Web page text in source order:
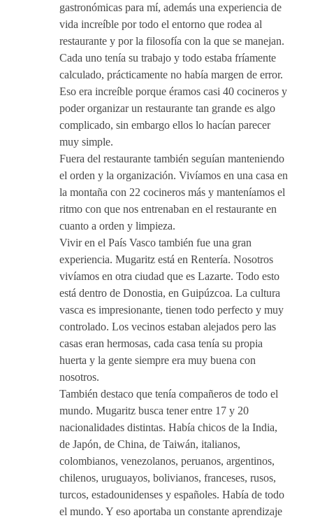
gastronómicas para mí, además una experiencia de
vida increíble por todo el entorno que rodea al
restaurante y por la filosofía con la que se manejan.
Cada uno tenía su trabajo y todo estaba fríamente
calculado, prácticamente no había margen de error.
Eso era increíble porque éramos casi 40 cocineros y
poder organizar un restaurante tan grande es algo
complicado, sin embargo ellos lo hacían parecer
muy simple.
Fuera del restaurante también seguían manteniendo
el orden y la organización. Vivíamos en una casa en
la montaña con 22 cocineros más y manteníamos el
ritmo con que nos entrenaban en el restaurante en
cuanto a orden y limpieza.
Vivir en el País Vasco también fue una gran
experiencia. Mugaritz está en Rentería. Nosotros
vivíamos en otra ciudad que es Lazarte. Todo esto
está dentro de Donostia, en Guipúzcoa. La cultura
vasca es impresionante, tienen todo perfecto y muy
controlado. Los vecinos estaban alejados pero las
casas eran hermosas, cada casa tenía su propia
huerta y la gente siempre era muy buena con
nosotros.
También destaco que tenía compañeros de todo el
mundo. Mugaritz busca tener entre 17 y 20
nacionalidades distintas. Había chicos de la India,
de Japón, de China, de Taiwán, italianos,
colombianos, venezolanos, peruanos, argentinos,
chilenos, uruguayos, bolivianos, franceses, rusos,
turcos, estadounidenses y españoles. Había de todo
el mundo. Y eso aportaba un constante aprendizaje